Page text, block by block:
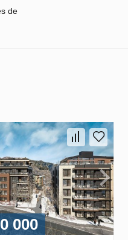
de
000